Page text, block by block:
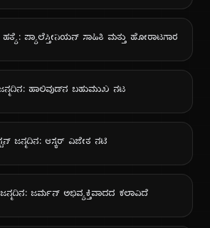
ಪ್ಯಾಲೆಸ್ತೀನಿಯನ್ ಸಾಹಿತಿ ಮತ್ತು ಹೋರಾಟಗಾರ
ಹಾಲಿವುಡ್‌ನ ಬಹುಮುಖ ನಟ
ಜನ್ಮದಿನ: ಆಸ್ಕರ್ ವಿಜೇತ ನಟಿ
ಜನ್ಮದಿನ: ಜರ್ಮನ್ ಅಭಿವ್ಯಕ್ತಿವಾದದ ಕಲಾವಿದೆ